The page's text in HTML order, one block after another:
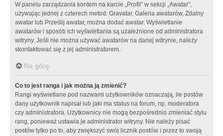
W panelu zarządzania kontem na karcie „Profil” w sekcji „Awatar”,
używając jednej z czterech metod: Gravatar, Galeria awatarów, Zdalny
awatar lub Prześlij awatar, można dodać awatar. Wyświetlanie
awatarów i sposób ich wyświetlania są uzależnione od administratora
witryny. Jeśli nie można używać awatarów na danej witrynie, należy
skontaktować się z jej administratorem.
Na górę
Co to jest ranga i jak można ją zmienić?
Rangi wyświetlane pod nazwami użytkowników oznaczają, ile postów
dany użytkownik napisał lub jaki ma status na forum, np. moderatora
czy administratora. Użytkownicy nie mogą bezpośrednio zmieniać stylu
rang, ponieważ ustawia je administrator witryny. Nie należy pisać
postów tylko po to, aby zwiększyć swój licznik postów i przez to swoją